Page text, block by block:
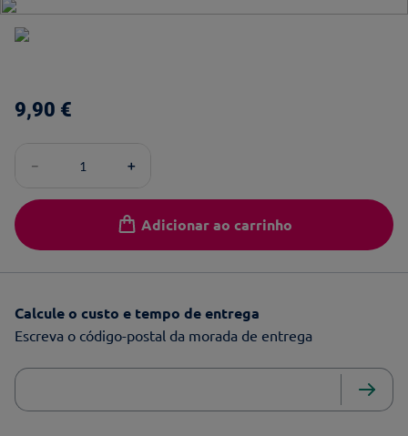
9,90 €
＋
－
Adicionar ao carrinho
Calcule o custo e tempo de entrega
Escreva o código-postal da morada de entrega